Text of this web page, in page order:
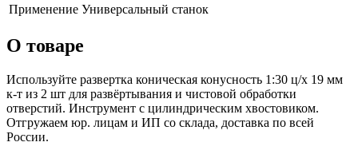
Применение Универсальный станок
О товаре
Используйте развертка коническая конусность 1:30 ц/х 19 мм
к-т из 2 шт для развёртывания и чистовой обработки
отверстий. Инструмент с цилиндрическим хвостовиком.
Отгружаем юр. лицам и ИП со склада, доставка по всей
России.